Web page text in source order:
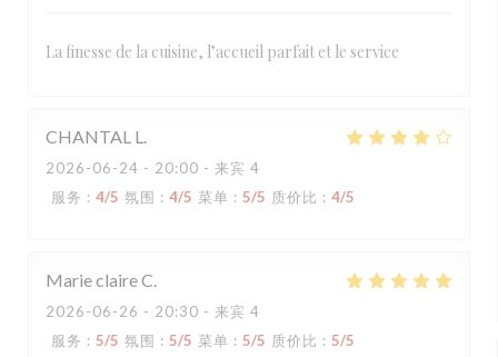
La finesse de la cuisine, l’accueil parfait et le service
CHANTAL L
2026-06-24 - 20:00 - 来宾 4
服务 : 4/5 氛围 : 4/5 菜单 : 5/5 质价比 : 4/5
Marie claireC
2026-06-26 - 20:30 - 来宾 4
服务 : 5/5 氛围 : 5/5 菜单 : 5/5 质价比 : 5/5